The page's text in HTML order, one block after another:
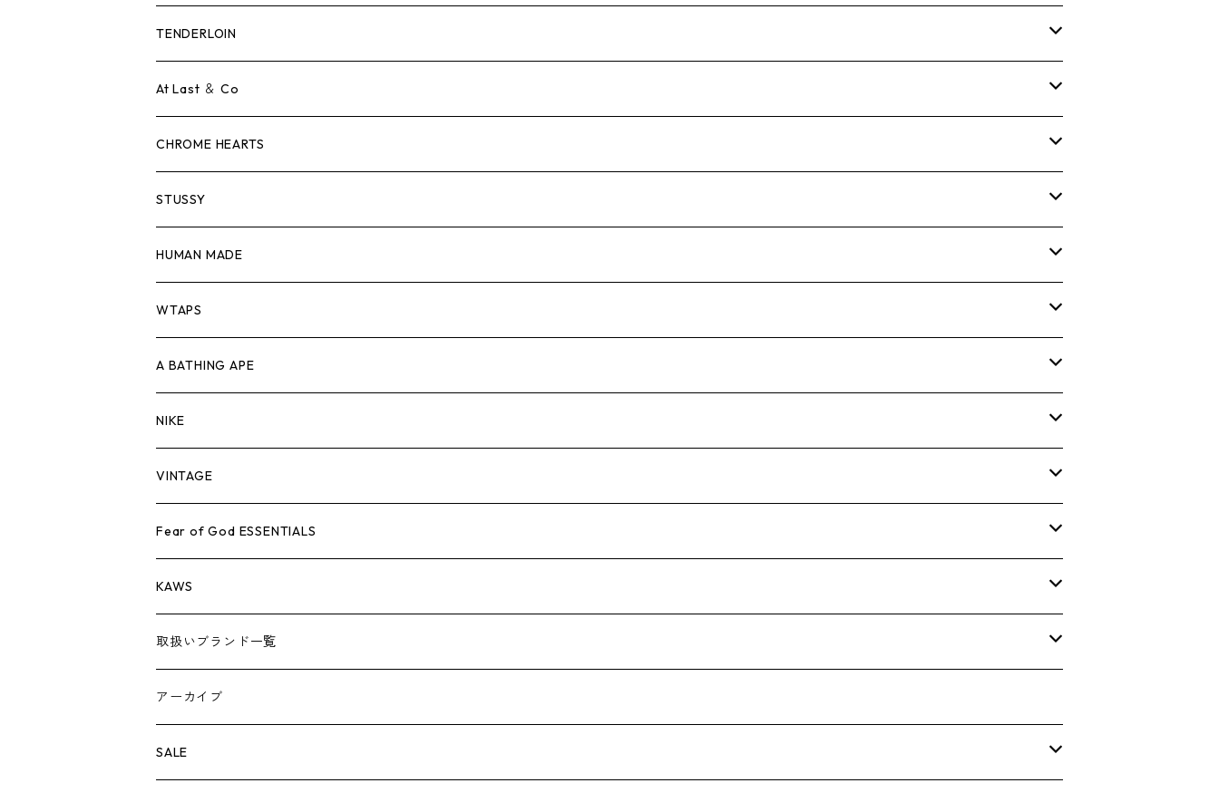
Tシャツ
ロンTEE
スウェット/ニット
シャツ
ジャケット
パンツ
キャップ・ハット
バッグ
シューズ
小物
コラボレーション
×THE NORTH FACE
×COMME des GARCONS
シーズンアイテム
26SS
25FW
BOX LOGOアイテム
パーカー/クルーネック
TENDERLOIN
Tシャツ
ロンTEE
スウェット/ニット
シャツ
ジャケット
パンツ
キャップ・ハット
バッグ
シューズ
小物
At Last ＆ Co
Tシャツ
ロンTEE
スウェット/ニット
シャツ
ジャケット
パンツ
キャップ・ハット
バッグ
シューズ
小物
CHROME HEARTS
Tシャツ
ロンTEE
スウェット/ニット
シャツ
ジャケット
パンツ
キャップ・ハット
バッグ
シューズ
小物
STUSSY
Tシャツ
ロンTEE
スウェット/ニット
シャツ
ジャケット
パンツ
キャップ・ハット
バッグ
シューズ
小物
HUMAN MADE
Tシャツ
ロンT
スウェット/ニット
シャツ
ジャケット
パンツ
キャップ
バッグ
小物
WTAPS
Tシャツ
ロンTEE
スウェット/ニット
シャツ
ジャケット
パンツ
キャップ・ハット
バッグ
A BATHING APE
Tシャツ
ロンTEE
スウェット/ニット
シャツ
ジャケット
パンツ
キャップ・ハット
NIKE
シューズ
AIR JORDAN 1
AIR JORDAN 3
アパレル・小物
VINTAGE
Tシャツ
ロンTEE
スウェット/ニット
ジャケット
パンツ
Fear of God ESSENTIALS
Tシャツ
ロンTEE
スウェット/ニット
シャツ
KAWS
アパレル
小物
取扱いブランド一覧
A
A BATHING APE
B
アーカイブ
SALE